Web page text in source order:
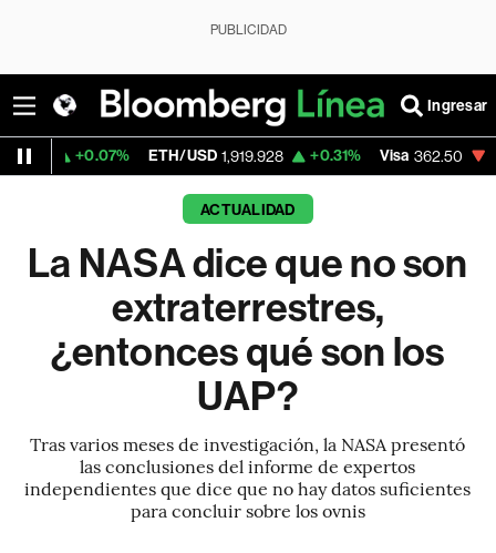
PUBLICIDAD
Ingresar
ETH/USD 1,919.928 +0.31% Visa 362.50 -2.15%
ACTUALIDAD
La NASA dice que no son
extraterrestres,
¿entonces qué son los
UAP?
Tras varios meses de investigación, la NASA presentó
las conclusiones del informe de expertos
independientes que dice que no hay datos suficientes
para concluir sobre los ovnis